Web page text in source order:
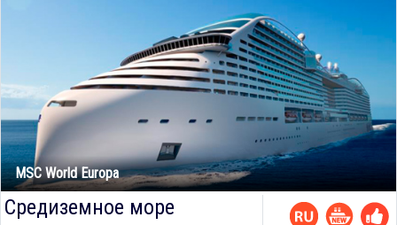
MSC World Europa
Средиземное море